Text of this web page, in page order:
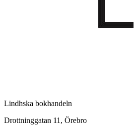
Lindhska bokhandeln
Drottninggatan 11, Örebro